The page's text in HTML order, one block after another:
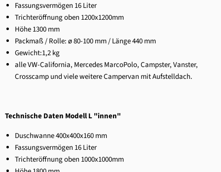
Fassungsvermögen 16 Liter
Trichteröffnung oben 1200x1200mm
Höhe 1300 mm
Packmaß / Rolle:ø 80-100 mm / Länge 440 mm
Gewicht:1,2 kg
alle VW-California, Mercedes MarcoPolo, Campster, Vanster,
Crosscamp und viele weitere Campervan mit Aufstelldach.
Technische Daten Modell L "innen"
Duschwanne 400x400x160 mm
Fassungsvermögen 16 Liter
Trichteröffnung oben 1000x1000mm